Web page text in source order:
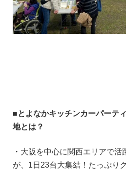
■とよなかキッチンカーパーテ
地とは？
・大阪を中心に関西エリアで
が、1日23台大集結！たっぷり